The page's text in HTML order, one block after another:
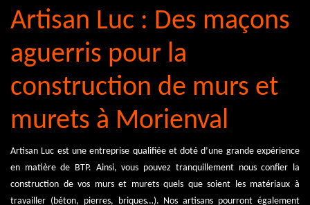
Artisan Luc : Des maçons
aguerris pour la
construction de murs et
murets à Morienval
Artisan Luc est une entreprise qualifiée et doté d’une grande expérience
en matière de BTP. Ainsi, vous pouvez tranquillement nous confier la
construction de vos murs et murets quels que soient les matériaux à
travailler (béton, pierres, briques…). Nos artisans pourront également